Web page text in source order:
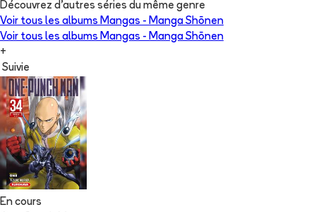
Découvrez d'autres séries du même genre
Voir tous les albums Mangas - Manga Shōnen
Voir tous les albums Mangas - Manga Shōnen
+
Suivie
En cours